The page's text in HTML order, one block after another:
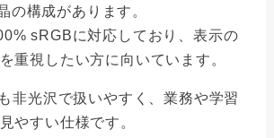
の構成があります。
sRGBに対応しており、表示の
重視したい方に向いています。
非光沢で扱いやすく、業務や学習
やすい仕様です。